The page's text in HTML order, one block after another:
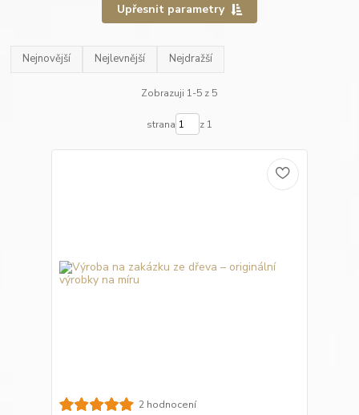
Upřesnit parametry
Nejnovější Nejlevnější Nejdražší
Zobrazuji 1-5 z 5
strana z 1
2 hodnocení